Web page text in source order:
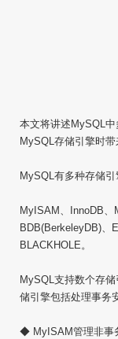
本文将讲述MySQL
MySQL存储引擎时带
MySQL有多种存储引
MyISAM、InnoDB、
BDB(BerkeleyDB)、
BLACKHOLE。
MySQL支持数个存
储引擎包括处理事务
◆ MyISAM管理非事